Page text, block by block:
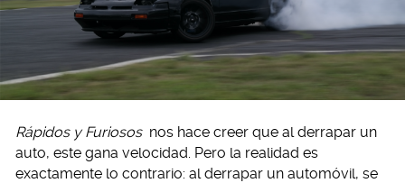
Rápidos y Furiosos nos hace creer que al derrapar un
auto, este gana velocidad. Pero la realidad es
exactamente lo contrario: al derrapar un automóvil, se